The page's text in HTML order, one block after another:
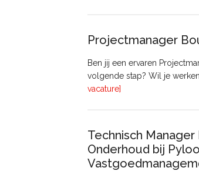
Projectmanager
Ben jij een ervaren
volgende stap? Wil je
vacature]
Technisch
Onderhoud bij